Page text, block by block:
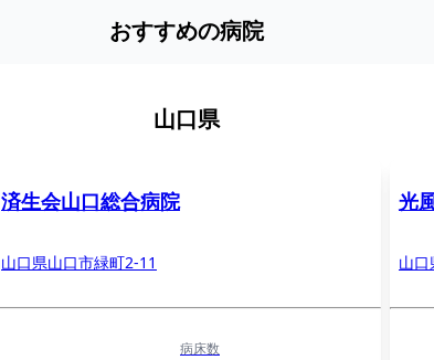
おすすめの病院
山口県
済生会山口総合病院
山口県山口市緑町2-11
病床数
光
山